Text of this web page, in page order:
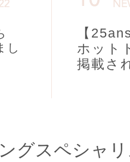
し
【
ホット
掲載さ
グスペシャ